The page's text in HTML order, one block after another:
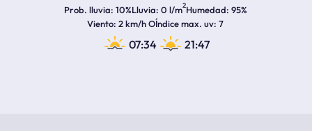
Prob. lluvia 10%Lluvia 0 l/m2Humedad 95%
Viento 2 km/h OÍndice max. uv 7
07:34 21:47